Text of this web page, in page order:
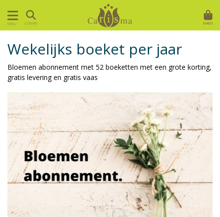
MENU ZOEKEN MAND
Wekelijks boeket per jaar
Bloemen abonnement met 52 boeketten met een grote korting,
gratis levering en gratis vaas